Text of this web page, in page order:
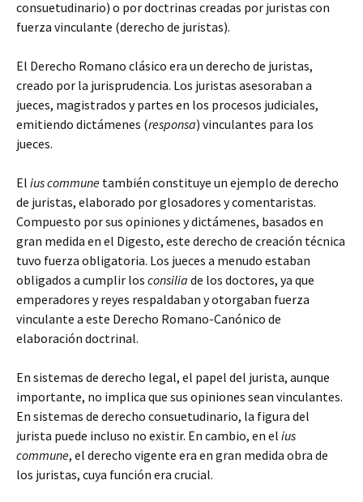
consuetudinario) o por doctrinas creadas por juristas con
fuerza vinculante (derecho de juristas).
El Derecho Romano clásico era un derecho de juristas,
creado por la jurisprudencia. Los juristas asesoraban a
jueces, magistrados y partes en los procesos judiciales,
emitiendo dictámenes (responsa) vinculantes para los
jueces.
El ius commune también constituye un ejemplo de derecho
de juristas, elaborado por glosadores y comentaristas.
Compuesto por sus opiniones y dictámenes, basados en
gran medida en el Digesto, este derecho de creación técnica
tuvo fuerza obligatoria. Los jueces a menudo estaban
obligados a cumplir los consilia de los doctores, ya que
emperadores y reyes respaldaban y otorgaban fuerza
vinculante a este Derecho Romano-Canónico de
elaboración doctrinal.
En sistemas de derecho legal, el papel del jurista, aunque
importante, no implica que sus opiniones sean vinculantes.
En sistemas de derecho consuetudinario, la figura del
jurista puede incluso no existir. En cambio, en el ius
commune, el derecho vigente era en gran medida obra de
los juristas, cuya función era crucial.